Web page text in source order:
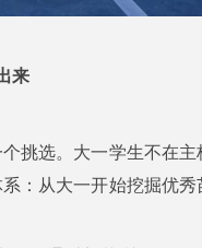
来
挑选。大一学生不在
：从大一开始挖掘优